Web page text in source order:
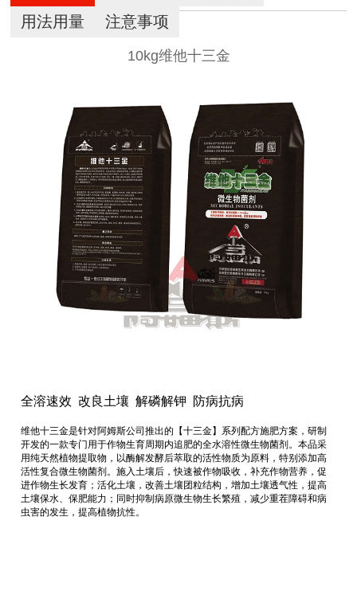
用法用量
注意事项
10kg维他十三金
全溶速效 改良土壤 解磷解钾 防病抗病
维他十三金是针对阿姆斯公司推出的【十三金】系列配方施肥方案，研制
开发的一款专门用于作物生育周期内追肥的全水溶性微生物菌剂。本品采
用纯天然植物提取物，以酶解发酵后萃取的活性物质为原料，特别添加高
活性复合微生物菌剂。施入土壤后，快速被作物吸收，补充作物营养，促
进作物生长发育；活化土壤，改善土壤团粒结构，增加土壤透气性，提高
土壤保水、保肥能力；同时抑制病原微生物生长繁殖，减少重茬障碍和病
虫害的发生，提高植物抗性。